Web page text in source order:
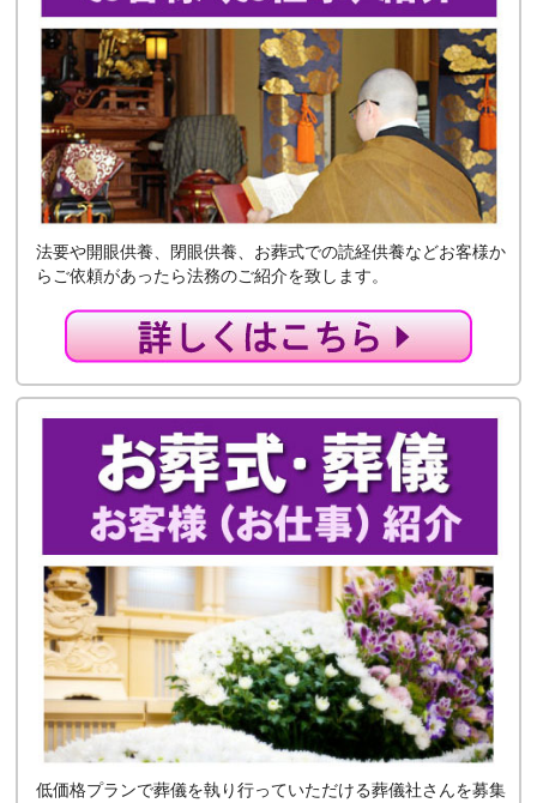
法要や開眼供養、閉眼供養、お葬式での読経供養などお客様か
らご依頼があったら法務のご紹介を致します。
低価格プランで葬儀を執り行っていただける葬儀社さんを募集